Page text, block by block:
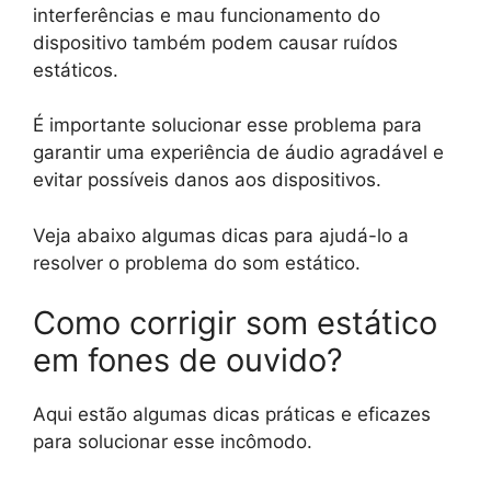
interferências e mau funcionamento do
dispositivo também podem causar ruídos
estáticos.
É importante solucionar esse problema para
garantir uma experiência de áudio agradável e
evitar possíveis danos aos dispositivos.
Veja abaixo algumas dicas para ajudá-lo a
resolver o problema do som estático.
Como corrigir som estático
em fones de ouvido?
Aqui estão algumas dicas práticas e eficazes
para solucionar esse incômodo.